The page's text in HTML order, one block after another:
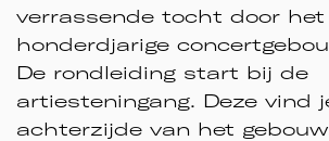
verrassende tocht door het
honderdjarige
De rondleiding start bij de
artiesteningang. Deze vind
achterzijde van het